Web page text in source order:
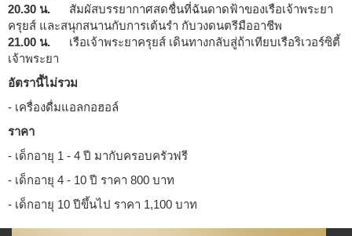
20.30 น.
สัมผัสบรรยากาศสดชื่นที่ฉันดาดฟ้าของเรือเจ้าพระยา
ครุยส์ และสนุกสนานกับการเต้นรำ กับวงดนตรีมืออาชีพ
21.00 น.
เรือเจ้าพระยาครุยส์ เดินทางกลับสู่ถ้าเทียบเรือริเวอร์ซิตี้
เจ้าพระยา
อัตรานี้ไม่รวม
- เครื่องดื่มแอลกอฮอล์
ราคา
- เด็กอายุ 1 - 4 ปี มากับครอบครัวฟรี
- เด็กอายุ 4 - 10 ปี ราคา 800 บาท
- เด็กอายุ 10 ปีขึ้นไป ราคา 1,100 บาท